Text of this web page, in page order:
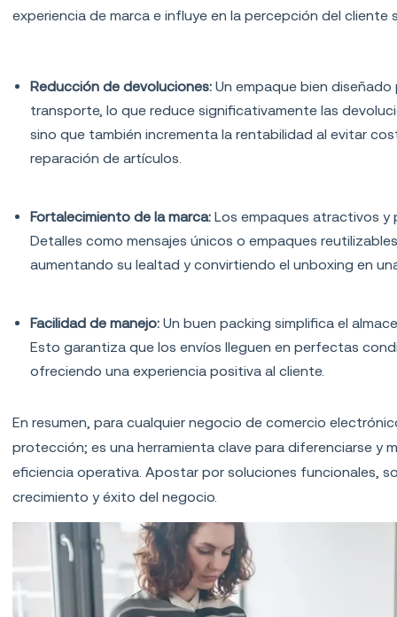
experiencia de marca e influye en la percepción del cliente
Reducción de devoluciones:Un empaque bien
transporte, lo que reduce significativamente las
sino que también incrementa la rentabilidad al evitar
reparación de artículos.
Fortalecimiento de la marca:Los empaques atractivos y
Detalles como mensajes únicos o empaques
aumentando su lealtad y convirtiendo el unboxing en
Facilidad de manejo:Un buen packing simplifica el
Esto garantiza que los envíos lleguen en perfectas
ofreciendo una experiencia positiva al cliente.
En resumen, para cualquier negocio de comercio
protección; es una herramienta clave para diferenciarse y
eficiencia operativa. Apostar por soluciones funcionales,
crecimiento y éxito del negocio.